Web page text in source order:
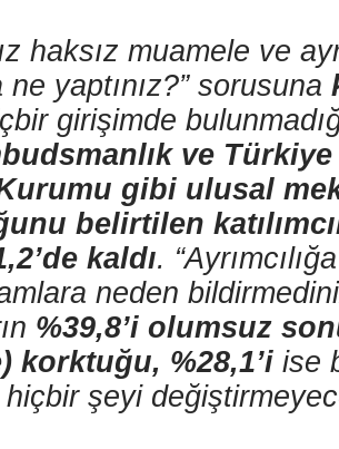
haksız muamele ve
ne yaptınız?” sorusuna
girişimde
ve
gibi ulusal
belirtilen
kaldı.
neden
%39,8’i olumsuz
korktuğu, %28,1’i ise
şeyi